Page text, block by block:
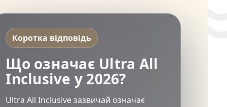
Коротка відповідь
Що означає Ultra All
Inclusive у 2026?
Ultra All Inclusive зазвичай означає